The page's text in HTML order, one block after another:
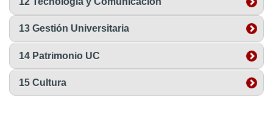
13 Gestión Universitaria
14 Patrimonio UC
15 Cultura